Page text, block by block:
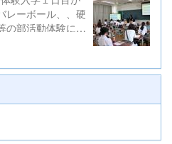
レーボール、、硬
の部活動体験にた